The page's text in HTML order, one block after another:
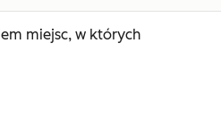
miejsc, w których